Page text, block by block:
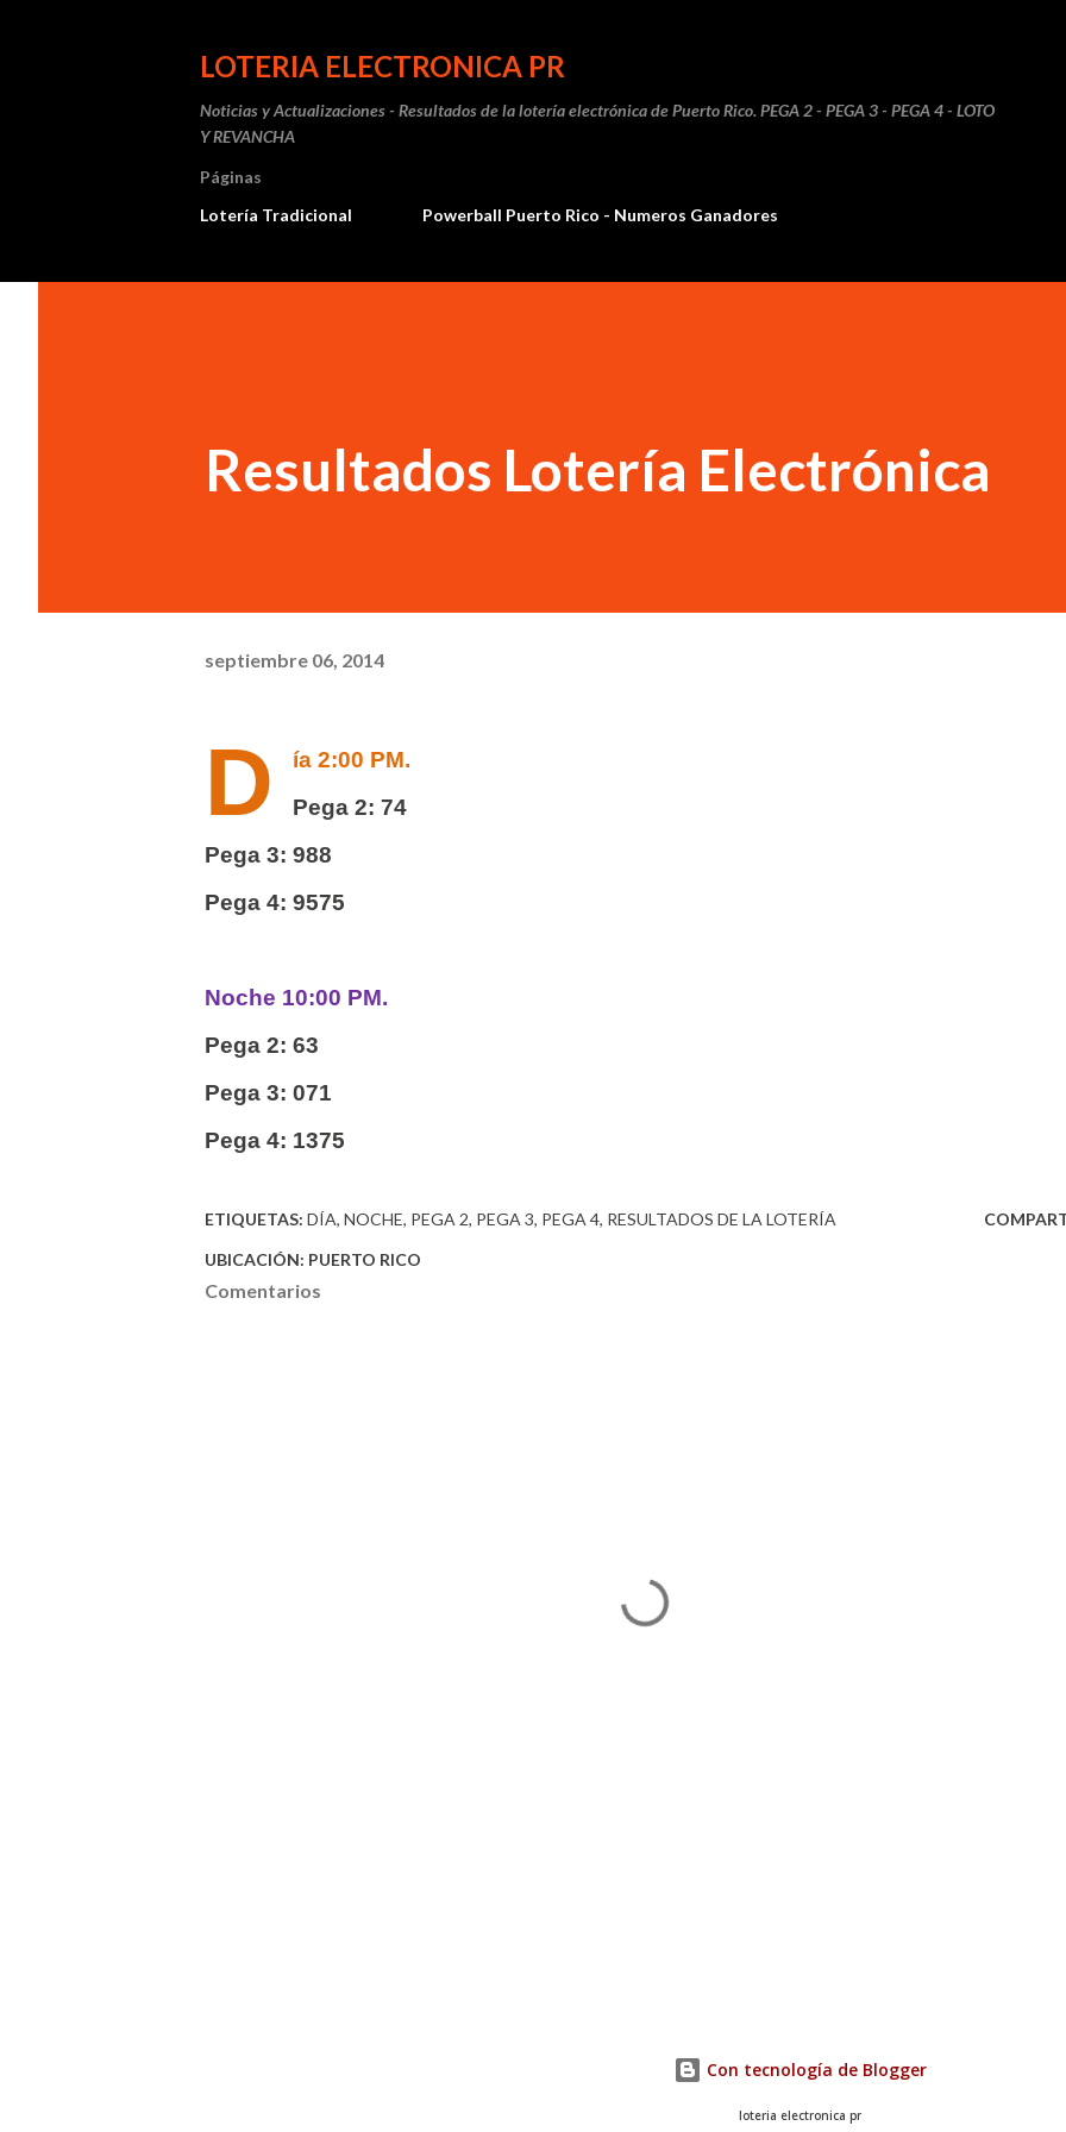
LOTERIA ELECTRONICA PR
Noticias y Actualizaciones - Resultados de la lotería electrónica de Puerto Rico. PEGA 2 - PEGA 3 - PEGA 4 - LOTO
Y REVANCHA
Páginas
Lotería Tradicional
Powerball Puerto Rico - Numeros Ganadores
Resultados Lotería Electrónica
septiembre 06, 2014
D
ía 2:00 PM.
Pega 2: 74
Pega 3: 988
Pega 4: 9575
Noche 10:00 PM.
Pega 2: 63
Pega 3: 071
Pega 4: 1375
ETIQUETAS: DÍA NOCHE PEGA 2 PEGA 3 PEGA 4 RESULTADOS DE LA LOTERÍA
UBICACIÓN: PUERTO RICO
Comentarios
Con tecnología de Blogger
loteria electronica pr